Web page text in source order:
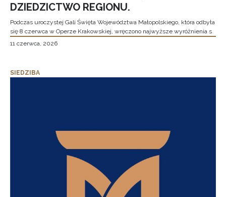
DZIEDZICTWO REGIONU.
Podczas uroczystej Gali Święta Województwa Małopolskiego, która odbyła
się 8 czerwca w Operze Krakowskiej, wręczono najwyższe wyróżnienia s
11 czerwca, 2026
SIEDZIBA